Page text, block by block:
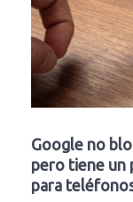
Google no
pero tiene un
para